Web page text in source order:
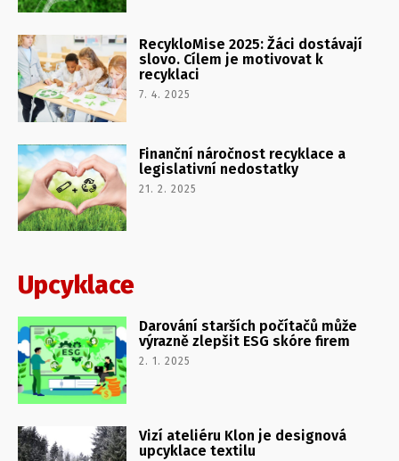
RecykloMise 2025: Žáci dostávají
slovo. Cílem je motivovat k
recyklaci
7. 4. 2025
Finanční náročnost recyklace a
legislativní nedostatky
21. 2. 2025
Upcyklace
Darování starších počítačů může
výrazně zlepšit ESG skóre firem
2. 1. 2025
Vizí ateliéru Klon je designová
upcyklace textilu